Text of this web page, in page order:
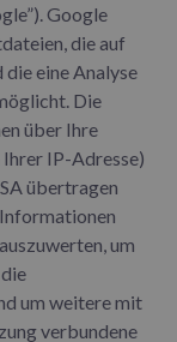
Google
die auf
eine Analyse
Die
über Ihre
IP-Adresse)
übertragen
um
um weitere mit
verbundene